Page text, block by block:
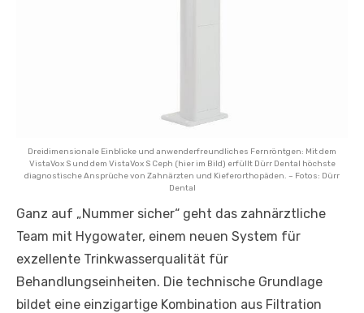
Dreidimensionale Einblicke und anwenderfreundliches Fernröntgen: Mit dem
VistaVox S und dem VistaVox S Ceph (hier im Bild) erfüllt Dürr Dental höchste
diagnostische Ansprüche von Zahnärzten und Kieferorthopäden. – Fotos: Dürr
Dental
Ganz auf „Nummer sicher“ geht das zahnärztliche
Team mit Hygowater, einem neuen System für
exzellente Trinkwasserqualität für
Behandlungseinheiten. Die technische Grundlage
bildet eine einzigartige Kombination aus Filtration